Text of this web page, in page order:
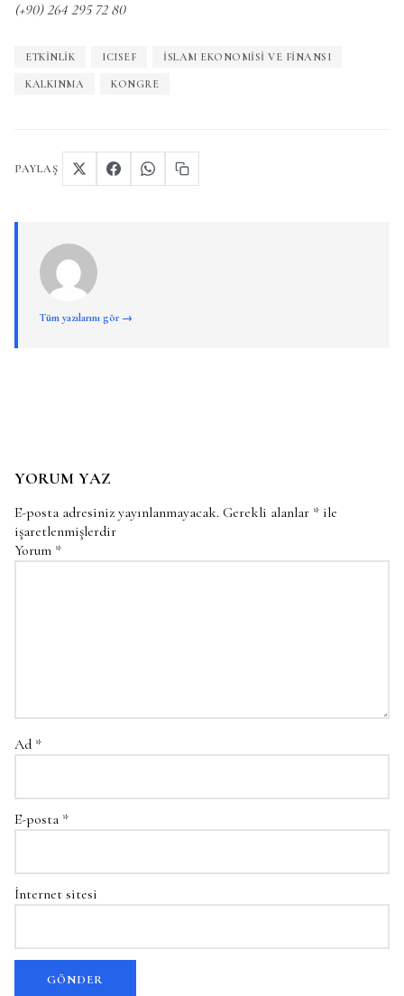
(+90) 264 295 72 80
ETKINLIK ICISEF İSLAM EKONOMISI VE FINANSI
KALKINMA KONGRE
PAYLAŞ
Tüm yazılarını gör →
YORUM YAZ
E-posta adresiniz yayınlanmayacak. Gerekli alanlar * ile
işaretlenmişlerdir
Yorum *
Ad *
E-posta *
İnternet sitesi